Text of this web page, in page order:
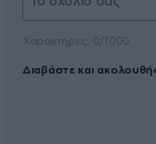
Διαβάστε και